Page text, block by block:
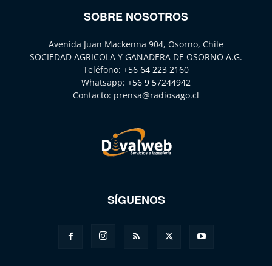
SOBRE NOSOTROS
Avenida Juan Mackenna 904, Osorno, Chile
SOCIEDAD AGRICOLA Y GANADERA DE OSORNO A.G.
Teléfono: +56 64 223 2160
Whatsapp: +56 9 57244942
Contacto: prensa@radiosago.cl
SÍGUENOS